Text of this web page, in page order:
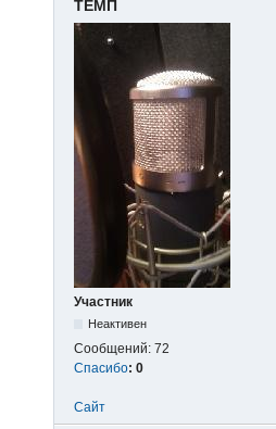
ТЕМП
Участник
Неактивен
Сообщений: 72
Спасибо: 0
Сайт